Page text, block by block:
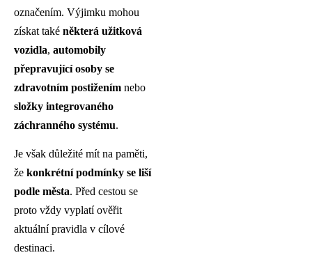
označením. Výjimku mohou
získat také některá užitková
vozidla, automobily
přepravující osoby se
zdravotním postižením nebo
složky integrovaného
záchranného systému.
Je však důležité mít na paměti,
že konkrétní podmínky se liší
podle města. Před cestou se
proto vždy vyplatí ověřit
aktuální pravidla v cílové
destinaci.